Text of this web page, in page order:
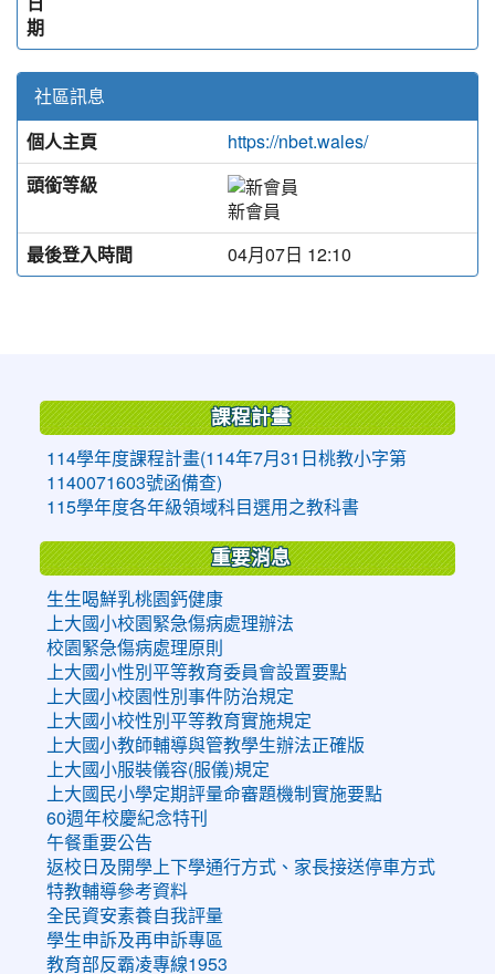
期
社區訊息
個人主頁
https://nbet.wales/
頭銜等級
新會員
最後登入時間
04月07日 12:10
課程計畫
114學年度課程計畫(114年7月31日桃教小字第
1140071603號函備查)
115學年度各年級領域科目選用之教科書
重要消息
生生喝鮮乳桃園鈣健康
上大國小校園緊急傷病處理辦法
校園緊急傷病處理原則
上大國小性別平等教育委員會設置要點
上大國小校園性別事件防治規定
上大國小校性別平等教育實施規定
上大國小教師輔導與管教學生辦法正確版
上大國小服裝儀容(服儀)規定
上大國民小學定期評量命審題機制實施要點
60週年校慶紀念特刊
午餐重要公告
返校日及開學上下學通行方式、家長接送停車方式
特教輔導參考資料
全民資安素養自我評量
學生申訴及再申訴專區
教育部反霸凌專線1953